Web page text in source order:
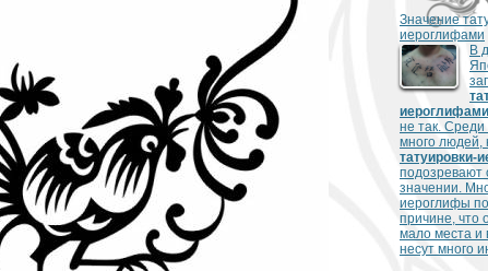
Значение
иероглифами
В
иероглифами
не так.
много людей,
татуировки-
подозревают
значении.
иероглифы
причине, что
мало места и
несут много